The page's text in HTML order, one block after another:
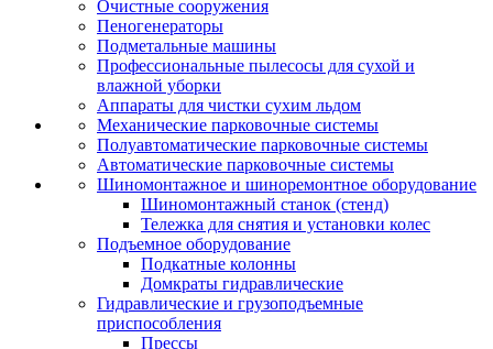
Очистные сооружения
Пеногенераторы
Подметальные машины
Профессиональные пылесосы для сухой и
влажной уборки
Аппараты для чистки сухим льдом
Механические парковочные системы
Полуавтоматические парковочные системы
Автоматические парковочные системы
Шиномонтажное и шиноремонтное оборудование
Шиномонтажный станок (стенд)
Тележка для снятия и установки колес
Подъемное оборудование
Подкатные колонны
Домкраты гидравлические
Гидравлические и грузоподъемные
приспособления
Прессы